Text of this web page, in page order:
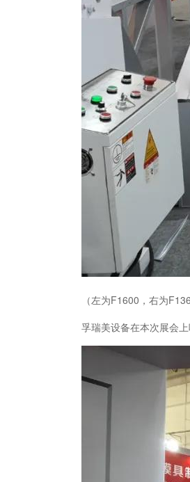
（左为F1600，右为
孚瑞美设备在本次展会